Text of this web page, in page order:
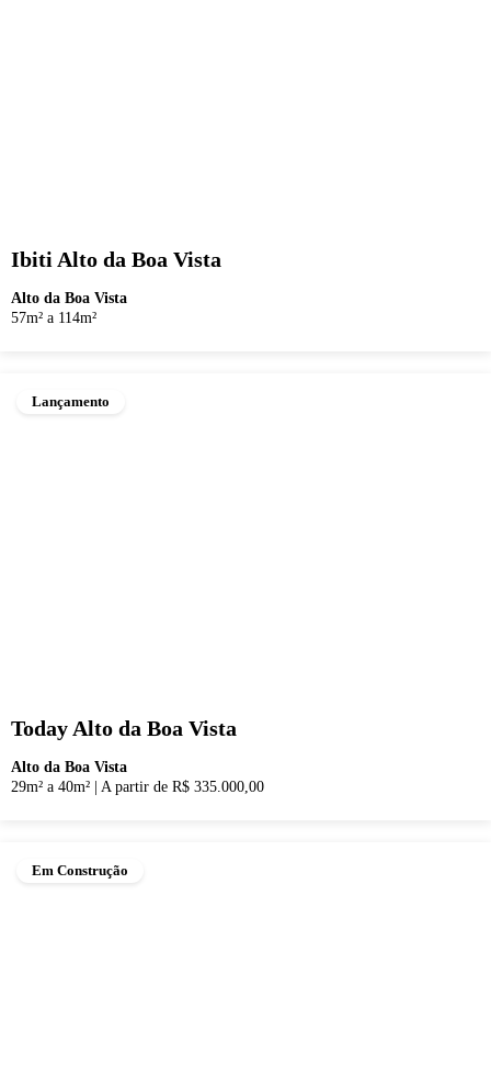
Ibiti Alto da Boa Vista
Alto da Boa Vista
57m² a 114m²
Lançamento
Today Alto da Boa Vista
Alto da Boa Vista
29m² a 40m²
A partir de R$ 335.000,00
Em Construção